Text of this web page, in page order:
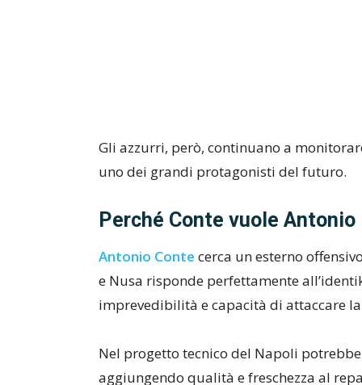
Gli azzurri, però, continuano a
uno dei grandi protagonisti del futuro.
Perché Conte vuole Antonio
Antonio Conte cerca un esterno
e Nusa risponde perfettamente
imprevedibilità e capacità di attaccare
Nel progetto tecnico del Napoli
aggiungendo qualità e freschezza al